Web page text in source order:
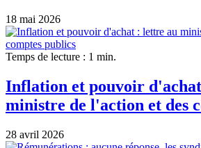
18 mai 2026
Temps de lecture : 1 min.
Inflation et pouvoir
ministre de l'action et des
28 avril 2026